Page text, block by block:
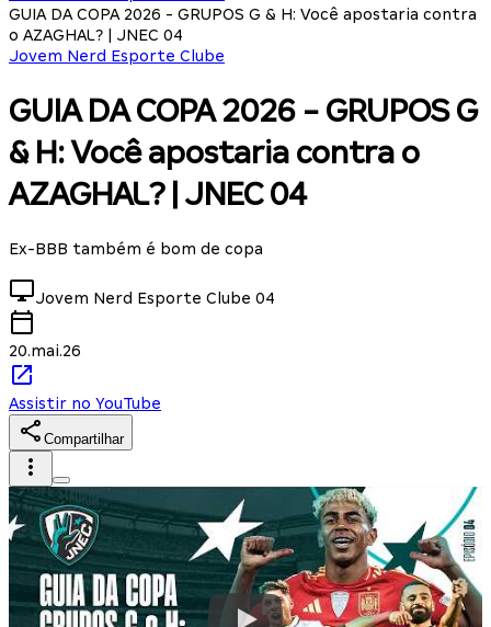
GUIA DA COPA 2026 - GRUPOS G & H: Você apostaria contra
o AZAGHAL? | JNEC 04
Jovem Nerd Esporte Clube
GUIA DA COPA 2026 - GRUPOS G
& H: Você apostaria contra o
AZAGHAL? | JNEC 04
Ex-BBB também é bom de copa
Jovem Nerd Esporte Clube 04
20.mai.26
Assistir no YouTube
Compartilhar